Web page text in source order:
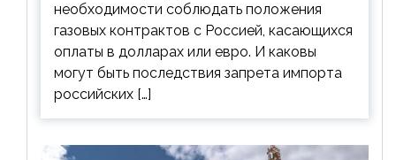
необходимости соблюдать положения
газовых контрактов с Россией, касающихся
оплаты в долларах или евро. И каковы
могут быть последствия запрета импорта
российских […]